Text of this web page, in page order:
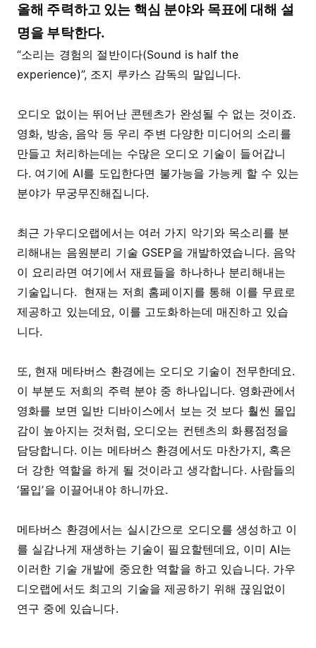
올해 주력하고 있는 핵심 분야와 목표에 대해 설
명을 부탁한다.
“소리는 경험의 절반이다(Sound is half the
experience)”, 조지 루카스 감독의 말입니다.
오디오 없이는 뛰어난 콘텐츠가 완성될 수 없는 것이죠.
영화, 방송, 음악 등 우리 주변 다양한 미디어의 소리를
만들고 처리하는데는 수많은 오디오 기술이 들어갑니
다. 여기에 AI를 도입한다면 불가능을 가능케 할 수 있는
분야가 무궁무진해집니다.
최근 가우디오랩에서는 여러 가지 악기와 목소리를 분
리해내는 음원분리 기술 GSEP을 개발하였습니다. 음악
이 요리라면 여기에서 재료들을 하나하나 분리해내는
기술입니다. 현재는 저희 홈페이지를 통해 이를 무료로
제공하고 있는데요, 이를 고도화하는데 매진하고 있습
니다.
또, 현재 메타버스 환경에는 오디오 기술이 전무한데요.
이 부분도 저희의 주력 분야 중 하나입니다. 영화관에서
영화를 보면 일반 디바이스에서 보는 것 보다 훨씬 몰입
감이 높아지는 것처럼, 오디오는 컨텐츠의 화룡점정을
담당합니다. 이는 메타버스 환경에서도 마찬가지, 혹은
더 강한 역할을 하게 될 것이라고 생각합니다. 사람들의
‘몰입’을 이끌어내야 하니까요.
메타버스 환경에서는 실시간으로 오디오를 생성하고 이
를 실감나게 재생하는 기술이 필요할텐데요, 이미 AI는
이러한 기술 개발에 중요한 역할을 하고 있습니다. 가우
디오랩에서도 최고의 기술을 제공하기 위해 끊임없이
연구 중에 있습니다.